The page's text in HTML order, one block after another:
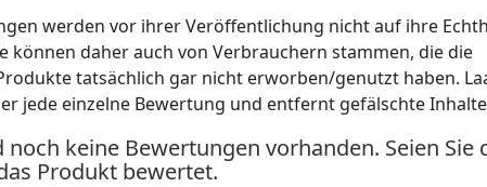
werden vor ihrer Veröffentlichung nicht auf ihre
können daher auch von Verbrauchern stammen, die die
tatsächlich gar nicht erworben/genutzt haben.
jede einzelne Bewertung und entfernt gefälschte
noch keine Bewertungen vorhanden. Seien Sie
Produkt bewertet.